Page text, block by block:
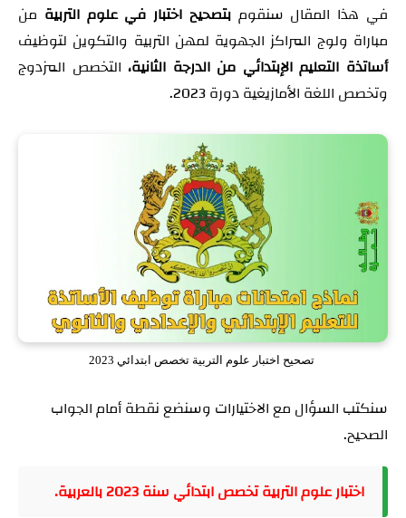
في هذا المقال سنقومبتصحيح اختبار في علوم التربية من
مباراة ولوج المراكز الجهوية لمهن التربية والتكوين لتوظيف
أساتذة التعليم الإبتدائي من الدرجة الثانية،التخصص المزدوج
وتخصص اللغة الأمازيغية دورة 2023.
تصحيح اختبار علوم التربية تخصص ابتدائي 2023
سنكتب السؤال مع الاختيارات وسنضع نقطة أمام الجواب
الصحيح.
اختبار علوم التربية تخصص ابتدائي سنة 2023 بالعربية.